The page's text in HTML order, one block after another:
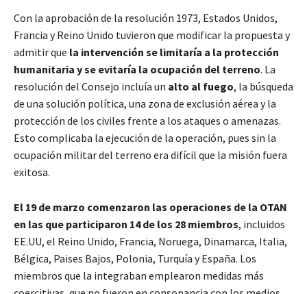
Con la aprobación de la resolución 1973, Estados Unidos,
Francia y Reino Unido tuvieron que modificar la propuesta y
admitir que la intervención se limitaría a la protección
humanitaria y se evitaría la ocupación del terreno. La
resolución del Consejo incluía un alto al fuego, la búsqueda
de una solución política, una zona de exclusión aérea y la
protección de los civiles frente a los ataques o amenazas.
Esto complicaba la ejecución de la operación, pues sin la
ocupación militar del terreno era difícil que la misión fuera
exitosa.
El 19 de marzo comenzaron las operaciones de la OTAN
en las que participaron 14 de los 28 miembros, incluidos
EE.UU, el Reino Unido, Francia, Noruega, Dinamarca, Italia,
Bélgica, Paises Bajos, Polonia, Turquía y España. Los
miembros que la integraban emplearon medidas más